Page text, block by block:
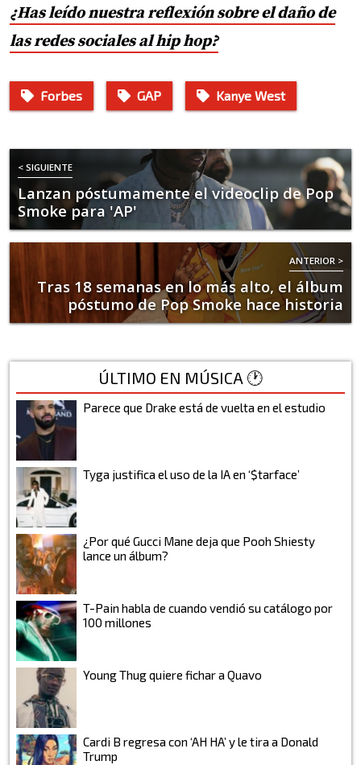
¿Has leído nuestra reflexión sobre el daño de
las redes sociales al hip hop?
Forbes GAP Kanye West
< SIGUIENTE
Lanzan póstumamente el videoclip de Pop
Smoke para 'AP'
ANTERIOR >
Tras 18 semanas en lo más alto, el álbum
póstumo de Pop Smoke hace historia
ÚLTIMO EN MÚSICA 🕐
Parece que Drake está de vuelta en el estudio
Tyga justifica el uso de la IA en ‘$tarface’
¿Por qué Gucci Mane deja que Pooh Shiesty
lance un álbum?
T-Pain habla de cuando vendió su catálogo por
100 millones
Young Thug quiere fichar a Quavo
Cardi B regresa con ‘AH HA’ y le tira a Donald
Trump